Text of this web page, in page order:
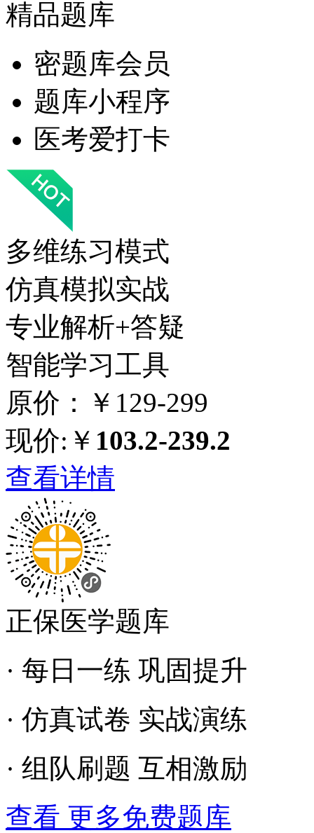
精品题库
密题库会员
题库小程序
医考爱打卡
多维练习模式
仿真模拟实战
专业解析+答疑
智能学习工具
原价：￥129-299
现价:￥ 103.2-239.2
查看详情
正保医学题库
· 每日一练 巩固提升
· 仿真试卷 实战演练
· 组队刷题 互相激励
查看 更多免费题库